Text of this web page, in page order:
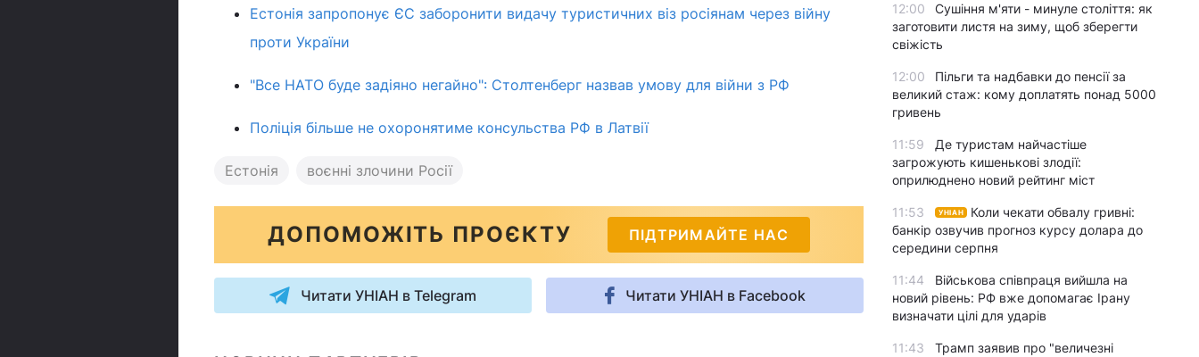
Естонія запропонує ЄС заборонити видачу туристичних віз росіянам через війну
проти України
"Все НАТО буде задіяно негайно": Столтенберг назвав умову для війни з РФ
Поліція більше не охоронятиме консульства РФ в Латвії
Естонія воєнні злочини Росії
ДОПОМОЖІТЬ ПРОЄКТУ ПІДТРИМАЙТЕ НАС
Читати УНІАН в Telegram Читати УНІАН в Facebook
12:00
Сушіння м'яти - минуле століття: як
заготовити листя на зиму, щоб зберегти
свіжість
12:00
Пільги та надбавки до пенсії за
великий стаж: кому доплатять понад 5000
гривень
11:59
Де туристам найчастіше
загрожують кишенькові злодії:
оприлюднено новий рейтинг міст
11:53 УНІАН
Коли чекати обвалу гривні:
банкір озвучив прогноз курсу долара до
середини серпня
11:44
Військова співпраця вийшла на
новий рівень: РФ вже допомагає Ірану
визначати цілі для ударів
11:43
Трамп заявив про "величезні